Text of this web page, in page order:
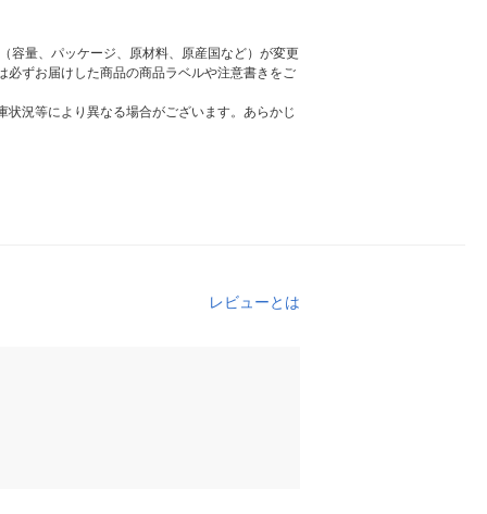
容量、パッケージ、原材料、原産国など）が変更
ずお届けした商品の商品ラベルや注意書きをご
況等により異なる場合がございます。あらかじ
レビューとは